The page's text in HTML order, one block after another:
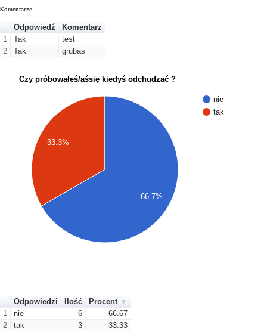
Komentarze
Odpowiedź
Komentarz
1
Tak
test
2
Tak grubas
Czy próbowałeś/aśsię kiedyś odchudzać ?
nie
tak
33.3%
66.7%
Odpowiedzi Ilość
Procent
1
nie 6
66.67
2
tak 3 33.33